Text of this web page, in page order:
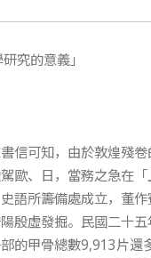
究的意義」
信可知，由於敦煌殘
歐、日，當務之急在
語所籌備處成立，董
殷虛發掘。民國二十
的甲骨總數9,913片